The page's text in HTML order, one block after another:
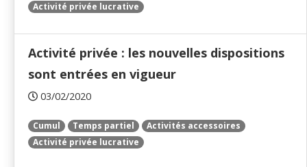
Activité privée lucrative
Activité privée : les nouvelles dispositions
sont entrées en vigueur
03/02/2020
Cumul Temps partiel
Activités accessoires
Activité privée lucrative